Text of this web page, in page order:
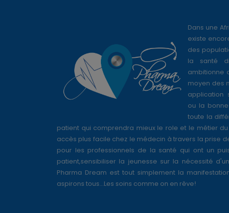
Dans une
existe
des
la santé
ambitionne
moyen des
application
ou la
toute la
patient qui comprendra mieux le role et le métier
accès plus facile chez le médecin à travers la prise
pour les professionnels de la santé qui ont un
patient,sensibiliser la jeunesse sur la nécessité
Pharma Dream est tout simplement la
aspirons tous...Les soins comme on en rêve!